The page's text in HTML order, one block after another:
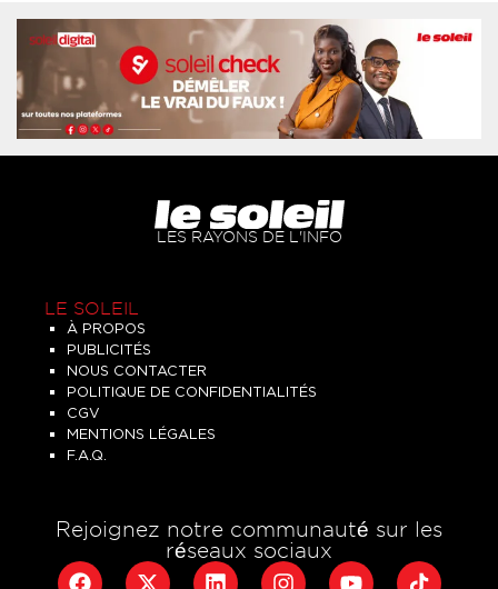
LES RAYONS DE L'INFO
LE SOLEIL
À PROPOS
PUBLICITÉS
NOUS CONTACTER
POLITIQUE DE CONFIDENTIALITÉS
CGV
MENTIONS LÉGALES
F.A.Q.
Rejoignez notre communauté sur les
réseaux sociaux